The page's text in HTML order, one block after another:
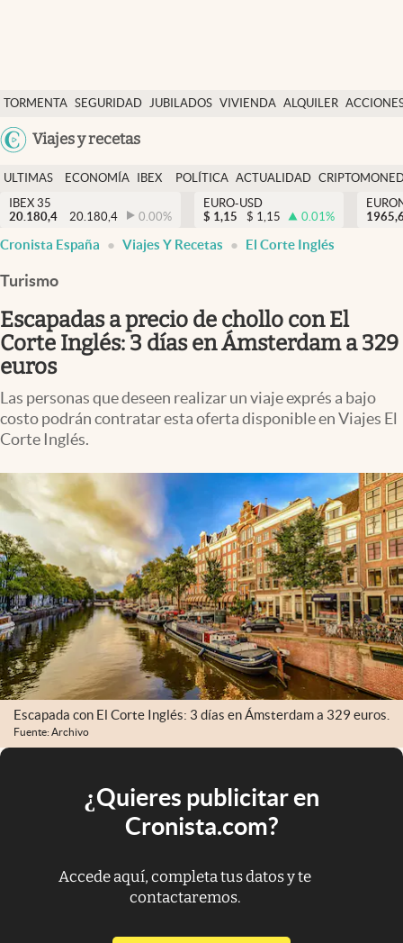
TORMENTA SEGURIDAD JUBILADOS VIVIENDA ALQUILER
USA
Viajes y recetas
Economía y finanzas
Política
Actualidad
Criptomonedas
España
ULTIMAS
NOTICIAS
ECONOMÍA
FINANZAS
IBEX
EURO
POLÍTICA ACTUALIDAD
IBEX 35
20.180,4
20.180,4 0.00%
EURO-USD
$ 1,15 $ 1,15 0.01%
Cronista España Viajes Y Recetas El Corte Inglés
Turismo
Escapadas a precio de chollo con El
Corte Inglés: 3 días en Ámsterdam a 329
euros
Las personas que deseen realizar un viaje exprés a bajo
costo podrán contratar esta oferta disponible en Viajes El
Corte Inglés.
Escapada con El Corte Inglés: 3 días en Ámsterdam a 329 euros.
Fuente: Archivo
¿Quieres publicitar en
Cronista.com?
Accede aquí, completa tus datos y te
contactaremos.